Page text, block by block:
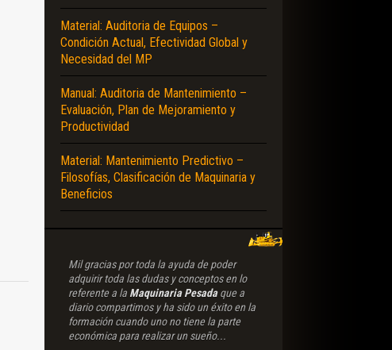
Material: Auditoria de Equipos –
Condición Actual, Efectividad Global y
Necesidad del MP
Manual: Auditoria de Mantenimiento –
Evaluación, Plan de Mejoramiento y
Productividad
Material: Mantenimiento Predictivo –
Filosofías, Clasificación de Maquinaria y
Beneficios
Mil gracias por toda la ayuda de poder
adquirir toda las dudas y conceptos en lo
referente a la Maquinaria Pesadaque a
diario compartimos y ha sido un éxito en la
formación cuando uno no tiene la parte
económica para realizar un sueño...